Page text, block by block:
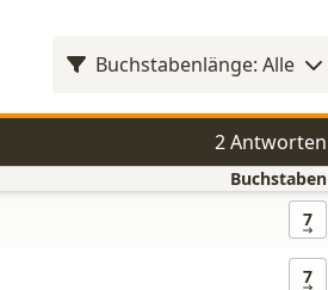
Buchstabenlänge: Alle
2 Antworten
Buchstaben
7
7